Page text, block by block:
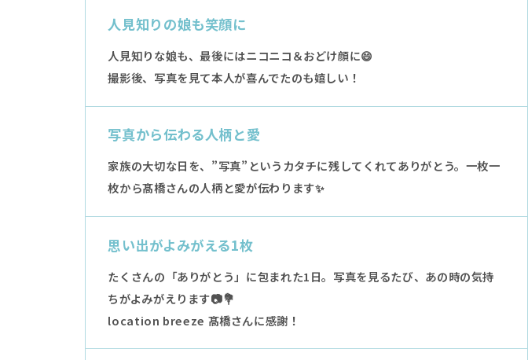
人見知りの娘も笑顔に
人見知りな娘も、最後にはニコニコ＆おどけ顔に😄
撮影後、写真を見て本人が喜んでたのも嬉しい！
写真から伝わる人柄と愛
家族の大切な日を、”写真”というカタチに残してくれてありがとう。一枚一
枚から髙橋さんの人柄と愛が伝わります✨
思い出がよみがえる1枚
たくさんの「ありがとう」に包まれた1日。写真を見るたび、あの時の気持
ちがよみがえります📷💐
location breeze 髙橋さんに感謝！